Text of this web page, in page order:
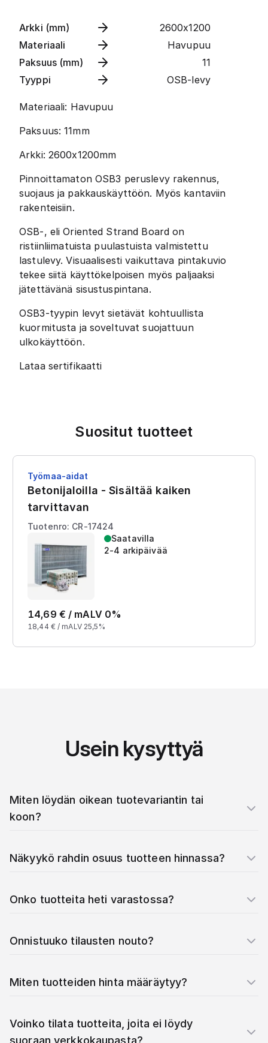
Arkki (mm)
2600x1200
Materiaali
Havupuu
Paksuus (mm)
11
Tyyppi
OSB-levy
Materiaali: Havupuu
Paksuus: 11mm
Arkki: 2600x1200mm
Pinnoittamaton OSB3 peruslevy rakennus,
suojaus ja pakkauskäyttöön. Myös kantaviin
rakenteisiin.
OSB-, eli Oriented Strand Board on
ristiinliimatuista puulastuista valmistettu
lastulevy. Visuaalisesti vaikuttava pintakuvio
tekee siitä käyttökelpoisen myös paljaaksi
jätettävänä sisustuspintana.
OSB3-tyypin levyt sietävät kohtuullista
kuormitusta ja soveltuvat suojattuun
ulkokäyttöön.
Lataa sertifikaatti
Suositut tuotteet
Työmaa-aidat
Betonijaloilla - Sisältää kaiken
tarvittavan
Tuotenro: CR-17424
Saatavilla
2-4 arkipäivää
14,69 € / mALV 0%
18,44 € / mALV 25,5%
Usein kysyttyä
Miten löydän oikean tuotevariantin tai
koon?
Näkyykö rahdin osuus tuotteen hinnassa?
Onko tuotteita heti varastossa?
Onnistuuko tilausten nouto?
Miten tuotteiden hinta määräytyy?
Voinko tilata tuotteita, joita ei löydy
suoraan verkkokaupasta?